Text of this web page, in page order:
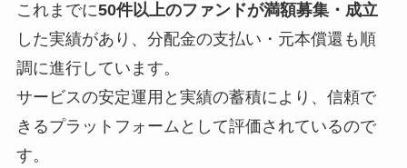
これまでに50件以上のファンドが満額募集・成立
した実績があり、分配金の支払い・元本償還も順
調に進行しています。
サービスの安定運用と実績の蓄積により、信頼で
きるプラットフォームとして評価されているので
す。